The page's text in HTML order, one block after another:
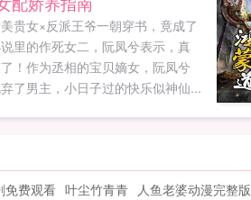
贵女×反派王爷一朝穿书，竟成了
里的作死女二，阮凤兮表示，真
！作为丞相的宝贝嫡女，阮凤兮
了男主，小日子过的快乐似神仙...
免费观看 叶尘竹青青 人鱼老婆动漫完整版